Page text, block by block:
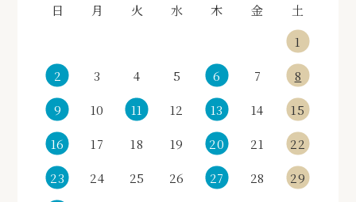
日 月 火 水 木 金
土
1
2 3 4 5 6 7 8
9 10 11 12 13 14 15
16 17 18 19 20 21 22
23 24 25 26 27 28 29